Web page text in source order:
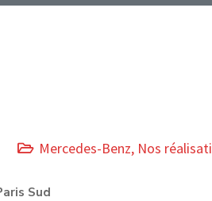
Mercedes-Benz, Nos
Sud